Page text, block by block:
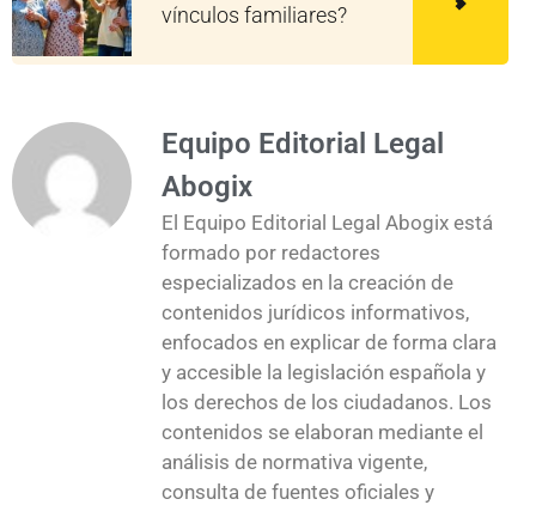
vínculos familiares?
Equipo Editorial Legal
Abogix
El Equipo Editorial Legal Abogix está
formado por redactores
especializados en la creación de
contenidos jurídicos informativos,
enfocados en explicar de forma clara
y accesible la legislación española y
los derechos de los ciudadanos. Los
contenidos se elaboran mediante el
análisis de normativa vigente,
consulta de fuentes oficiales y